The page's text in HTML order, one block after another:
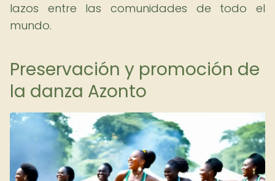
lazos entre las comunidades de todo el
mundo.
Preservación y promoción de
la danza Azonto